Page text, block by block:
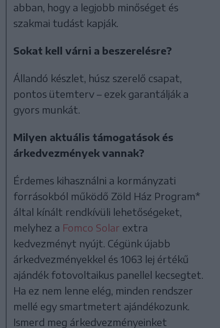
abban, hogy a legjobb minőséget és
szakmai tudást kapják.
Sokat kell várni a beszerelésre?
Állandó készlet, húsz szerelő csapat,
pontos ütemterv – ezek garantálják a
gyors munkát.
Milyen aktuális támogatások és
árkedvezmények vannak?
Érdemes kihasználni a kormányzati
forrásokból működő Zöld Ház Program*
által kínált rendkívüli lehetőségeket,
melyhez a Fomco Solar extra
kedvezményt nyújt. Cégünk újabb
árkedvezményekkel és 1063 lej értékű
ajándék fotovoltaikus panellel kecsegtet.
Ha ez nem lenne elég, minden rendszer
mellé egy smartmetert ajándékozunk.
Ismerd meg árkedvezményeinket